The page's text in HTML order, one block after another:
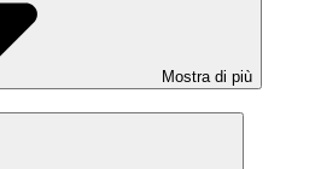
Mostra di più